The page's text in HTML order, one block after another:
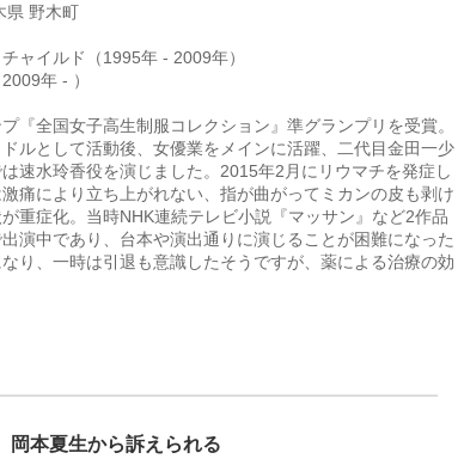
県 野木町
ャイルド（1995年 - 2009年）
年 - ）
『全国女子高生制服コレクション』準グランプリを受賞。
ルとして活動後、女優業をメインに活躍、二代目金田一少
速水玲香役を演じました。2015年2月にリウマチを発症し
痛により立ち上がれない、指が曲がってミカンの皮も剥け
重症化。当時NHK連続テレビ小説『マッサン』など2作品
演中であり、台本や演出通りに演じることが困難になった
り、一時は引退も意識したそうですが、薬による治療の効
岡本夏生から訴えられる